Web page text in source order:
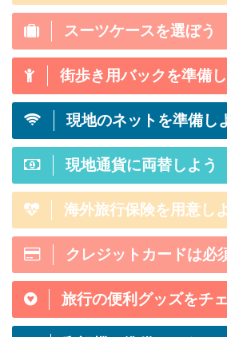
スーツケースを選ぼう
街歩き用バックを準備
現地のネットを準備し
現地通貨に両替しよう
海外旅行保険を用意し
クレジットカードは必
旅行の便利グッズをチ